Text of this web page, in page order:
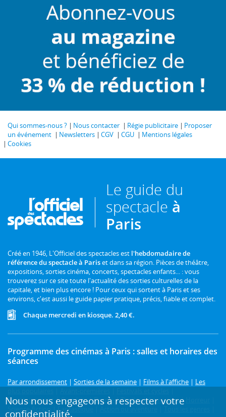
Qui sommes-nous ? Nous contacter Régie publicitaire
Proposer
un événement
Newsletters CGV CGU
Mentions légales
Cookies
Le guide du
spectacle à
Paris
Créé en 1946, L'Officiel des spectacles est l'hebdomadaire de
référence du spectacle à Pariset dans sa région. Pièces de théâtre,
expositions, sorties cinéma, concerts, spectacles enfants... : vous
trouverez sur ce site toute l'actualité des sorties culturelles de la
capitale, et bien plus encore ! Pour ceux qui sortent à Paris et ses
environs, c'est aussi le guide papier pratique, précis, fiable et complet.
Chaque mercredi en kiosque. 2,40 €.
Programme des cinémas à Paris : salles et horaires des
séances
Par arrondissement | Sorties de la semaine | Films à l'affiche | Les
Prochainement |Comédie|Drame |Thriller|Animation|
Science-fiction
|Fantastique Action ou aventure
Nous nous engageons à respecter votre
confidentialité.